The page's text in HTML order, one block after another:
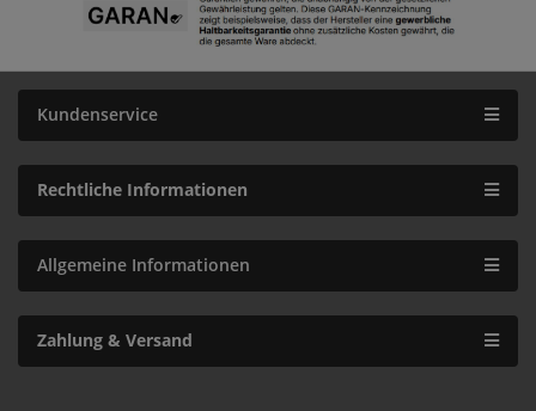
Kundenservice
Rechtliche Informationen
Allgemeine Informationen
Zahlung & Versand